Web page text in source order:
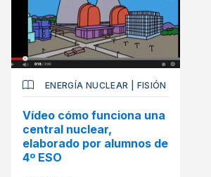
ENERGÍA NUCLEAR FISIÓN
Vídeo cómo funciona una
central nuclear,
elaborado por alumnos de
4º ESO